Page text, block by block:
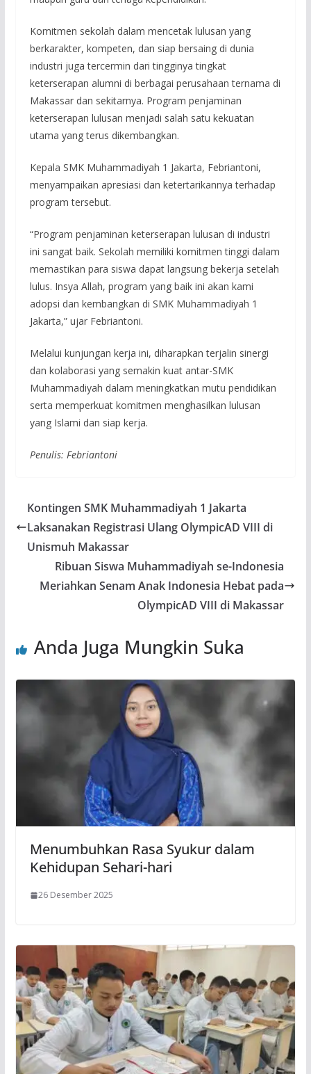
Komitmen sekolah dalam mencetak lulusan yang
berkarakter, kompeten, dan siap bersaing di dunia
industri juga tercermin dari tingginya tingkat
keterserapan alumni di berbagai perusahaan ternama di
Makassar dan sekitarnya. Program penjaminan
keterserapan lulusan menjadi salah satu kekuatan
utama yang terus dikembangkan.
Kepala SMK Muhammadiyah 1 Jakarta, Febriantoni,
menyampaikan apresiasi dan ketertarikannya terhadap
program tersebut.
“Program penjaminan keterserapan lulusan di industri
ini sangat baik. Sekolah memiliki komitmen tinggi dalam
memastikan para siswa dapat langsung bekerja setelah
lulus. Insya Allah, program yang baik ini akan kami
adopsi dan kembangkan di SMK Muhammadiyah 1
Jakarta,” ujar Febriantoni.
Melalui kunjungan kerja ini, diharapkan terjalin sinergi
dan kolaborasi yang semakin kuat antar-SMK
Muhammadiyah dalam meningkatkan mutu pendidikan
serta memperkuat komitmen menghasilkan lulusan
yang Islami dan siap kerja.
Penulis: Febriantoni
Kontingen SMK Muhammadiyah 1 Jakarta
Laksanakan Registrasi Ulang OlympicAD VIII di
Unismuh Makassar
Ribuan Siswa Muhammadiyah se-Indonesia
Meriahkan Senam Anak Indonesia Hebat pada
OlympicAD VIII di Makassar
Anda Juga Mungkin Suka
Menumbuhkan Rasa Syukur dalam
Kehidupan Sehari-hari
26 Desember 2025